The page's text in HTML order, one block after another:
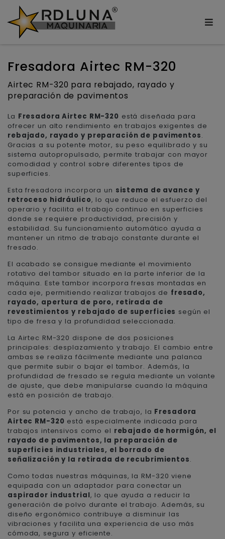
Fresadora Airtec RM-320
Airtec RM-320 para rebajado, rayado y
preparación de pavimentos
La Fresadora Airtec RM-320 está diseñada para
ofrecer un alto rendimiento en trabajos exigentes de
rebajado, rayado y preparación de pavimentos.
Gracias a su potente motor, su peso equilibrado y su
sistema autopropulsado, permite trabajar con mayor
comodidad y control sobre diferentes tipos de
superficies.
Esta fresadora incorpora un sistema de avance y
retroceso hidráulico, lo que reduce el esfuerzo del
operario y facilita el trabajo continuo en superficies
donde se requiere productividad, precisión y
estabilidad. Su funcionamiento automático ayuda a
mantener un ritmo de trabajo constante durante el
fresado.
El acabado se consigue mediante el movimiento
rotativo del tambor situado en la parte inferior de la
máquina. Este tambor incorpora fresas montadas en
cada eje, permitiendo realizar trabajos de fresado,
rayado, apertura de poro, retirada de
revestimientos y rebajado de superficies según el
tipo de fresa y la profundidad seleccionada.
La Airtec RM-320 dispone de dos posiciones
principales: desplazamiento y trabajo. El cambio entre
ambas se realiza fácilmente mediante una palanca
que permite subir o bajar el tambor. Además, la
profundidad de fresado se regula mediante un volante
de ajuste, que debe manipularse cuando la máquina
está en posición de trabajo.
Por su potencia y ancho de trabajo, la Fresadora
Airtec RM-320 está especialmente indicada para
trabajos intensivos como el rebajado de hormigón, el
rayado de pavimentos, la preparación de
superficies industriales, el borrado de
señalización y la retirada de recubrimientos.
Como todas nuestras máquinas, la RM-320 viene
equipada con un adaptador para conectar un
aspirador industrial, lo que ayuda a reducir la
generación de polvo durante el trabajo. Además, su
diseño ergonómico contribuye a disminuir las
vibraciones y facilita una experiencia de uso más
cómoda, segura y eficiente.